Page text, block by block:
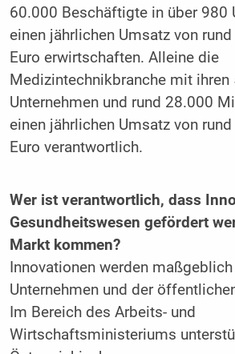
60.000 Beschäftigte in über 980
einen jährlichen Umsatz von
Euro erwirtschaften. Alleine die
Medizintechnikbranche mit ihren
Unternehmen und rund 28.000
einen jährlichen Umsatz von
Euro verantwortlich.
Wer ist verantwortlich, dass
Gesundheitswesen gefördert
Markt kommen?
Innovationen werden
Unternehmen und der
Im Bereich des Arbeits- und
Wirtschaftsministeriums